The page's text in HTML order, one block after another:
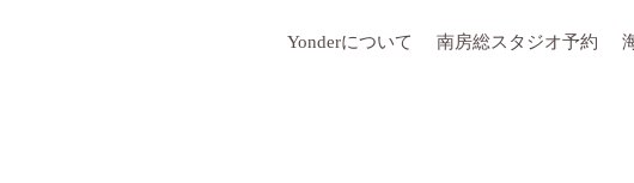
Yonderについて 南房総スタジオ予約